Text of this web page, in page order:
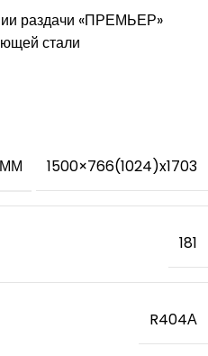
раздачи «ПРЕМЬЕР»
стали
1500×766(1024)x1703
181
R404А